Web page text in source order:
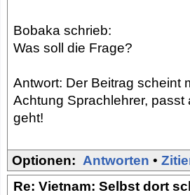
Bobaka schrieb:
Was soll die Frage?
Antwort: Der Beitrag scheint
Achtung Sprachlehrer,
geht!
Optionen: Antworten •
Re: Vietnam: Selbst dort